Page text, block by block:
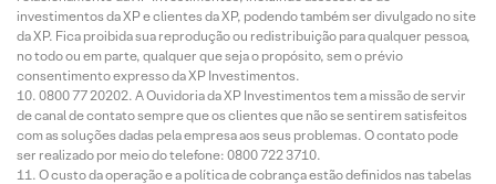
investimentos da XP e clientes da XP, podendo também ser divulgado no site
da XP. Fica proibida sua reprodução ou redistribuição para qualquer pessoa,
no todo ou em parte, qualquer que seja o propósito, sem o prévio
consentimento expresso da XP Investimentos.
0800 77 20202. A Ouvidoria da XP Investimentos tem a missão de servir
de canal de contato sempre que os clientes que não se sentirem satisfeitos
com as soluções dadas pela empresa aos seus problemas. O contato pode
ser realizado por meio do telefone: 0800 722 3710.
O custo da operação e a política de cobrança estão definidos nas tabelas